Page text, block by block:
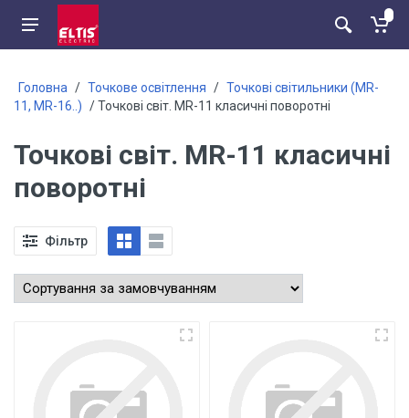
Головна / Точкове освітлення / Точкові світильники (MR-
11, MR-16..) / Точкові світ. MR-11 класичні поворотні
Точкові світ. MR-11 класичні
поворотні
Фільтр